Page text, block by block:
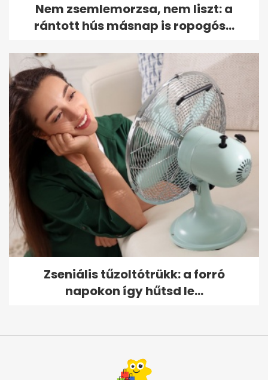
Nem zsemlemorzsa, nem liszt: a
rántott hús másnap is ropogós...
Zseniális tűzoltótrükk: a forró
napokon így hűtsd le...